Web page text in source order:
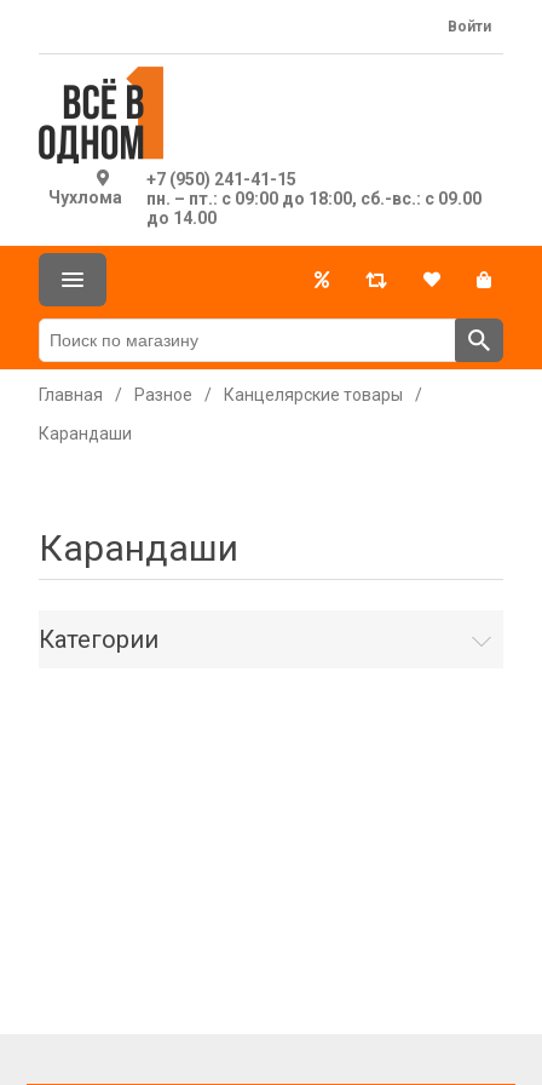
Чухлома
+7 (950) 241-41-15
пн. – пт.: с 09:00 до 18:00, сб.-вс.: с 09.00
до 14.00
Войти
Главная / Разное / Канцелярские товары
/
Карандаши
Карандаши
Категории